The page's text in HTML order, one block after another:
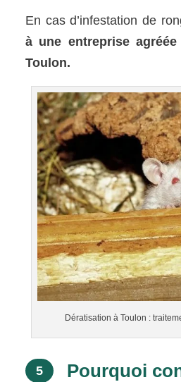
En cas d’infestation de
à une entreprise
Toulon.
Dératisation à Toulon :
5
Pourquoi